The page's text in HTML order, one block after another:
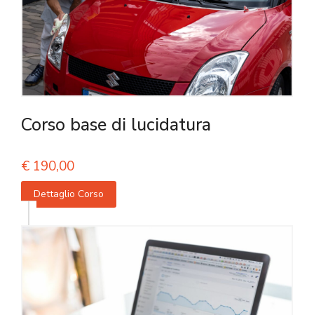
Corso base di lucidatura
€ 190,00
Dettaglio Corso